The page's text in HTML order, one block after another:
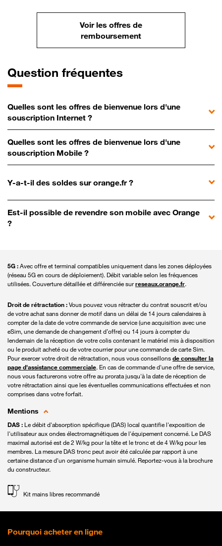
Voir les offres de
remboursement
Question fréquentes
Quelles sont les offres de bienvenue lors d'une
souscription Internet ?
Quelles sont les offres de bienvenue lors d'une
souscription Mobile ?
Y-a-t-il des soldes sur orange.fr ?
Est-il possible de revendre son mobile avec Orange
?
5G :Avec offre et terminal compatibles uniquement dans les zones déployées
(réseau 5G en cours de déploiement). Débit variable selon les fréquences
utilisées. Couverture détaillée et différenciée surreseaux.orange.fr.
Droit de rétractation :Vous pouvez vous rétracter du contrat souscrit et/ou
de votre achat sans donner de motif dans un délai de 14 jours calendaires à
compter de la date de votre commande de service (une acquisition avec une
eSim, une demande de changement d’offre) ou 14 jours à compter du
lendemain de la réception de votre colis contenant le matériel mis à disposition
ou le produit acheté ou de votre courrier pour une commande de carte Sim.
Pour exercer votre droit de rétractation, nous vous conseillonsde consulter la
page d'assistance commerciale. En cas de commande d'une offre de service,
nous vous facturerons votre offre au prorata jusqu'à la date de réception de
votre rétractation ainsi que les éventuelles communications effectuées et non
comprises dans votre forfait.
Mentions
DAS : Le débit d'absorption spécifique (DAS) local quantifie l'exposition de
l'utilisateur aux ondes électromagnétiques de l'équipement concerné. Le DAS
maximal autorisé est de 2 W/kg pour la tête et le tronc et de 4 W/kg pour les
membres. La mesure DAS tronc peut avoir été calculée par rapport à une
certaine distance d'un organisme humain simulé. Reportez-vous à la brochure
du constructeur.
Kit mains libres recommandé
Pourquoi acheter en ligne